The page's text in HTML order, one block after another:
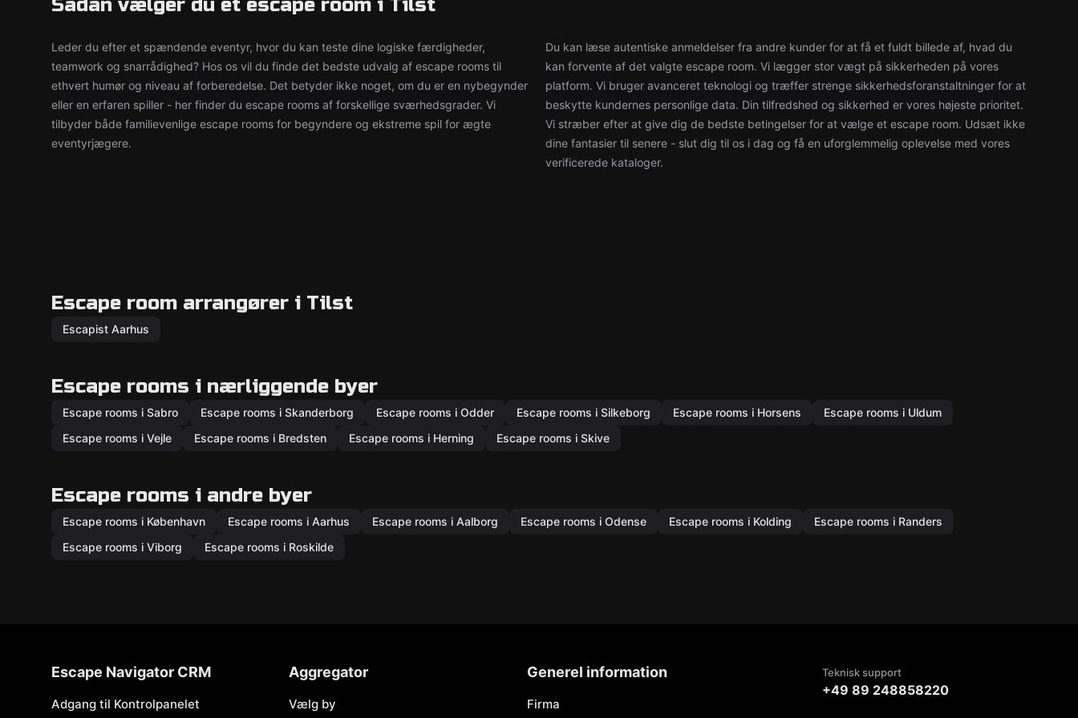
Sådan vælger du et escape room i Tilst
Leder du efter et spændende eventyr, hvor du kan teste dine logiske færdigheder,
teamwork og snarrådighed? Hos os vil du finde det bedste udvalg af escape rooms til
ethvert humør og niveau af forberedelse. Det betyder ikke noget, om du er en nybegynder
eller en erfaren spiller - her finder du escape rooms af forskellige sværhedsgrader. Vi
tilbyder både familievenlige escape rooms for begyndere og ekstreme spil for ægte
eventyrjægere.
Du kan læse autentiske anmeldelser fra andre kunder for at få et fuldt billede af, hvad du
kan forvente af det valgte escape room. Vi lægger stor vægt på sikkerheden på vores
platform. Vi bruger avanceret teknologi og træffer strenge sikkerhedsforanstaltninger for at
beskytte kundernes personlige data. Din tilfredshed og sikkerhed er vores højeste prioritet.
Vi stræber efter at give dig de bedste betingelser for at vælge et escape room. Udsæt ikke
dine fantasier til senere - slut dig til os i dag og få en uforglemmelig oplevelse med vores
verificerede kataloger.
Escape room arrangører i Tilst
Escapist Aarhus
Escape rooms i nærliggende byer
Escape rooms i Sabro Escape rooms i Skanderborg Escape rooms i Odder Escape rooms i Silkeborg Escape rooms i Horsens
Escape rooms i Uldum
Escape rooms i Vejle
Escape rooms i Bredsten Escape rooms i Herning Escape rooms i Skive
Escape rooms i andre byer
Escape rooms i København Escape rooms i Aarhus Escape rooms i Aalborg Escape rooms i Odense Escape rooms i Kolding
Escape rooms i Randers
Escape rooms i Viborg
Escape rooms i Roskilde
Escape Navigator CRM
Adgang til Kontrolpanelet
Aggregator
Vælg by
Generel information
Firma
Teknisk support
+49 89 248858220